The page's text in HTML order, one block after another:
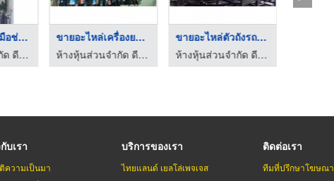
Control Fanuc นำเข้า ...
นำเข้าเครื่องจักรจากญี่ปุ่น อะไหล่เครื่องจักรญี่ปุ่น
อะไหล่แอร์รถยนต์ CO ...
ร้านแอร์รถยนต์ ปราจีนแอร์
รับจ้างขนของ
ธนภร ทรานสปอร์ต
บเรา
ความเป็นมา
บริการของเรา
ไทยแลนด์ เยลโล่เพจเจส
ติดต่อเรา
ทีมที่ปรึกษาโฆษณา